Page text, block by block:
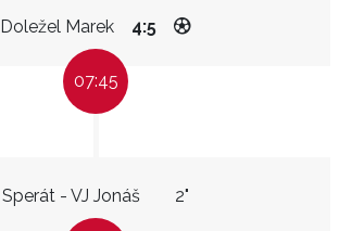
Doležel Marek 4:5
07:45
Sperát - VJ Jonáš 2"